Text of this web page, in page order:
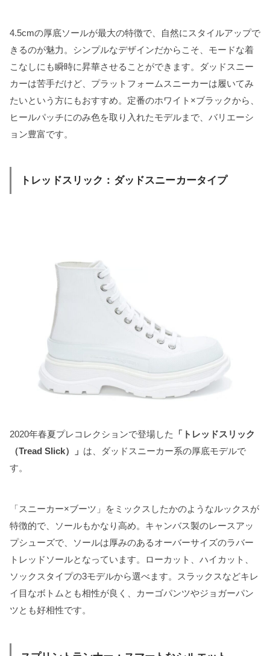
4.5cmの厚底ソールが最大の特徴で、自然にスタイルアップで
きるのが魅力。シンプルなデザインだからこそ、モードな着
こなしにも瞬時に昇華させることができます。ダッドスニー
カーは苦手だけど、プラットフォームスニーカーは履いてみ
たいという方にもおすすめ。定番のホワイト×ブラックから、
ヒールパッチにのみ色を取り入れたモデルまで、バリエーシ
ョン豊富です。
トレッドスリック：ダッドスニーカータイプ
2020年春夏プレコレクションで登場した
「トレッドスリック
（Tread Slick）」 は、ダッドスニーカー系の厚底モデルで
す。
「スニーカー×ブーツ」をミックスしたかのようなルックスが
特徴的で、ソールもかなり高め。キャンバス製のレースアッ
プシューズで、ソールは厚みのあるオーバーサイズのラバー
トレッドソールとなっています。ローカット、ハイカット、
ソックスタイプの3モデルから選べます。スラックスなどキレ
イ目なボトムとも相性が良く、カーゴパンツやジョガーパン
ツとも好相性です。